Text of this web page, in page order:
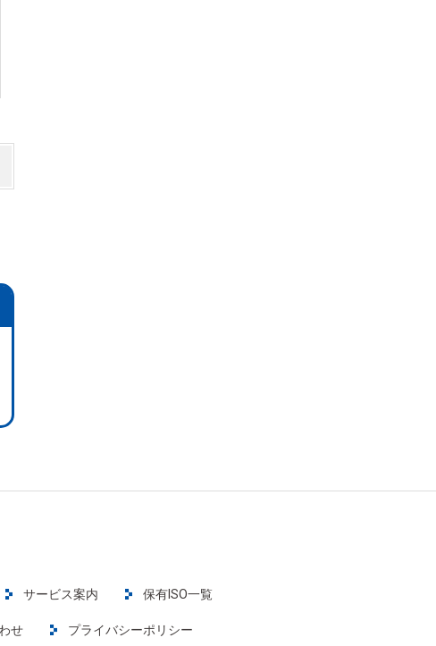
サービス案内 保有ISO一覧
せ プライバシーポリシー